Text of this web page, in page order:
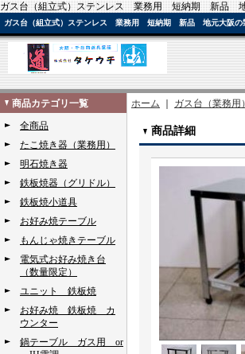
ガス台（組立式）ステンレス 業務用 短納期 新品 地
ガス台（組立式）ステンレス 業務用 短納期 新品 地元大阪の
商品カテゴリ一覧
全商品
たこ焼き器（業務用）
明石焼き器
鉄板焼器（グリドル）
鉄板焼小道具
お好み焼テーブル
もんじゃ焼きテーブル
電気式お好み焼き台
（数量限定）
ユニット 鉄板焼
お好み焼 鉄板焼 カ
ウンター
鍋テーブル ガス用 or
ホーム ガス台（業務用）
商品詳細